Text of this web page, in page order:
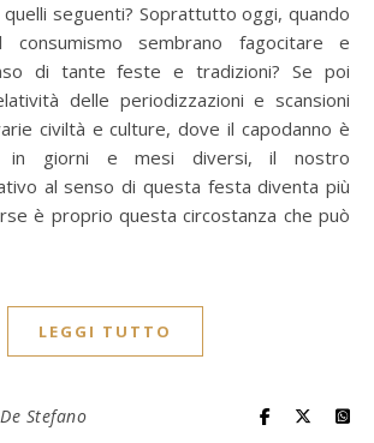
seguenti? Soprattutto oggi, quando
sembrano fagocitare e
di tante feste e tradizioni? Se poi
delle periodizzazioni e scansioni
civiltà e culture, dove il capodanno è
in giorni e mesi diversi, il nostro
al senso di questa festa diventa più
è proprio questa circostanza che può
LEGGI TUTTO
Stefano